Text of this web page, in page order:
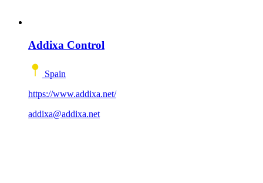
Addixa Control
Spain
https://www.addixa.net/
addixa@addixa.net